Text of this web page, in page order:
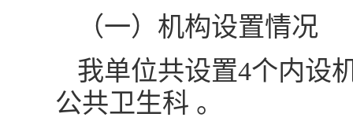
（一）机构设置情况
我单位共设置4个内设
公共卫生科 。